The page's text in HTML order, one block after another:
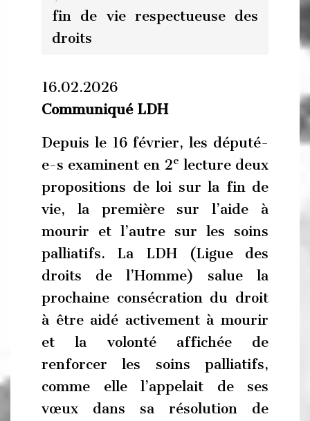
fin de vie respectueuse des
droits
16.02.2026
Communiqué LDH
Depuis le 16 février, les député-
e-s examinent en 2e lecture deux
propositions de loi sur la fin de
vie, la première sur l’aide à
mourir et l’autre sur les soins
palliatifs. La LDH (Ligue des
droits de l’Homme) salue la
prochaine consécration du droit
à être aidé activement à mourir
et la volonté affichée de
renforcer les soins palliatifs,
comme elle l’appelait de ses
vœux dans sa résolution de